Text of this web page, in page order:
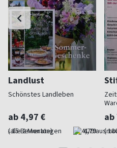
Landlust
Schönstes Landleben
ab 4,97 €
(alle 2 Monate) 4,79
ab